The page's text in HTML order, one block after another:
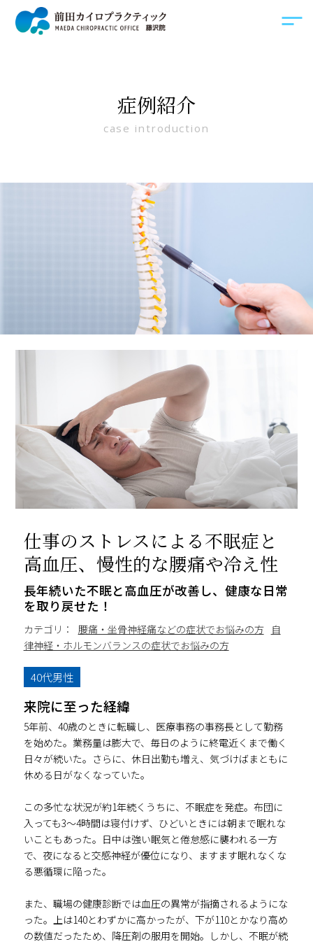
症例紹介
case introduction
仕事のストレスによる不眠症と
高血圧、慢性的な腰痛や冷え性
長年続いた不眠と高血圧が改善し、健康な日常
を取り戻せた！
カテゴリ： 腰痛・坐骨神経痛などの症状でお悩みの方
自
律神経・ホルモンバランスの症状でお悩みの方
40代男性
来院に至った経緯
5年前、40歳のときに転職し、医療事務の事務長として勤務
を始めた。業務量は膨大で、毎日のように終電近くまで働く
日々が続いた。さらに、休日出勤も増え、気づけばまともに
休める日がなくなっていた。
この多忙な状況が約1年続くうちに、不眠症を発症。布団に
入っても3～4時間は寝付けず、ひどいときには朝まで眠れな
いこともあった。日中は強い眠気と倦怠感に襲われる一方
で、夜になると交感神経が優位になり、ますます眠れなくな
る悪循環に陥った。
また、職場の健康診断では血圧の異常が指摘されるようにな
った。上は140とわずかに高かったが、下が110とかなり高め
の数値だったため、降圧剤の服用を開始。しかし、不眠が続